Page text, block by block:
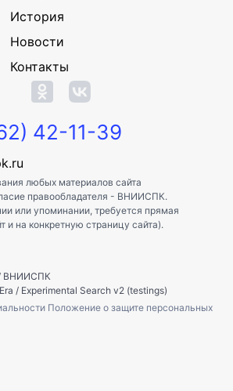
История
Новости
Контакты
42-11-39
любых материалов сайта
правообладателя - ВНИИСПК.
или упоминании, требуется прямая
и на конкретную страницу сайта).
ВНИИСПК
/ Experimental Search v2 (testings)
Положение о защите персональных